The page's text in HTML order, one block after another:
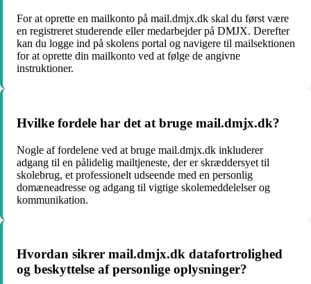
For at oprette en mailkonto på mail.dmjx.dk skal du først være
en registreret studerende eller medarbejder på DMJX. Derefter
kan du logge ind på skolens portal og navigere til mailsektionen
for at oprette din mailkonto ved at følge de angivne
instruktioner.
Hvilke fordele har det at bruge mail.dmjx.dk?
Nogle af fordelene ved at bruge mail.dmjx.dk inkluderer
adgang til en pålidelig mailtjeneste, der er skræddersyet til
skolebrug, et professionelt udseende med en personlig
domæneadresse og adgang til vigtige skolemeddelelser og
kommunikation.
Hvordan sikrer mail.dmjx.dk datafortrolighed
og beskyttelse af personlige oplysninger?